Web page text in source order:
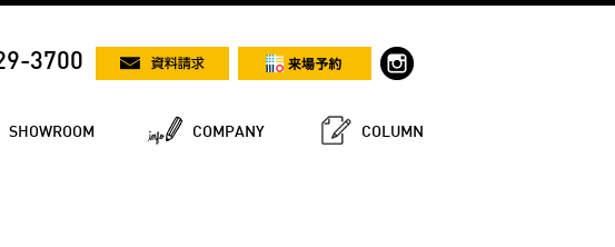
3700
SHOWROOM COMPANY COLUMN